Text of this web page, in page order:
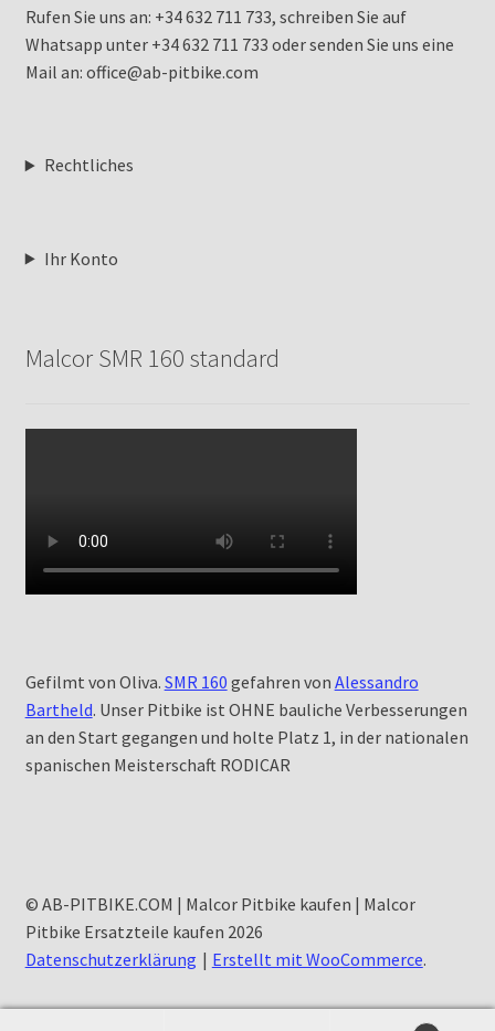
Rufen Sie uns an: +34 632 711 733, schreiben Sie auf
Whatsapp unter +34 632 711 733 oder senden Sie uns eine
Mail an: office@ab-pitbike.com
Rechtliches
Ihr Konto
Malcor SMR 160 standard
Gefilmt von Oliva. SMR 160 gefahren von Alessandro
Bartheld. Unser Pitbike ist OHNE bauliche Verbesserungen
an den Start gegangen und holte Platz 1, in der nationalen
spanischen Meisterschaft RODICAR
© AB-PITBIKE.COM | Malcor Pitbike kaufen | Malcor
Pitbike Ersatzteile kaufen 2026
Datenschutzerklärung
Erstellt mit WooCommerce.